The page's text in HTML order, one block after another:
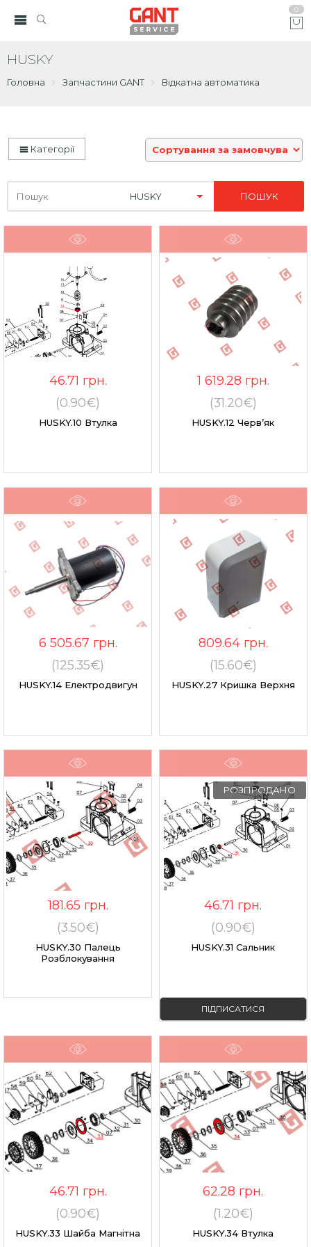
0
HUSKY
Головна Запчастини GANT Відкатна автоматика
Категорії
Шукайте
тут
46.71 грн.
(0.90€)
HUSKY.10 Втулка
1 619.28 грн.
(31.20€)
HUSKY.12 Черв’як
6 505.67 грн.
(125.35€)
HUSKY.14 Електродвигун
809.64 грн.
(15.60€)
HUSKY.27 Кришка Верхня
181.65 грн.
(3.50€)
HUSKY.30 Палець
Розблокування
РОЗПРОДАНО
46.71 грн.
(0.90€)
HUSKY.31 Сальник
ПІДПИСАТИСЯ
46.71 грн.
(0.90€)
HUSKY.33 Шайба Магнітна
62.28 грн.
(1.20€)
HUSKY.34 Втулка